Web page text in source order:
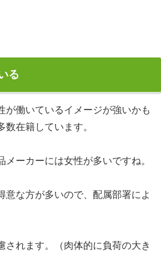
る
が働いているイメージが強いかも
数在籍しています。
メーカーには女性が多いですね。
意な方が多いので、配属部署によ
されます。（肉体的に負荷の大き